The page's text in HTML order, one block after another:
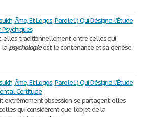
Âme, Et Logos, Parole1) Qui Désigne l'Étude
elles traditionnellement entre celles qui
la psychologieest le contenance et sa genèse,
Âme, Et Logos, Parole1) Qui Désigne l'Étude
Certitude
extrêmement obsession se partagent-elles
qui considèrent que l'objet de la